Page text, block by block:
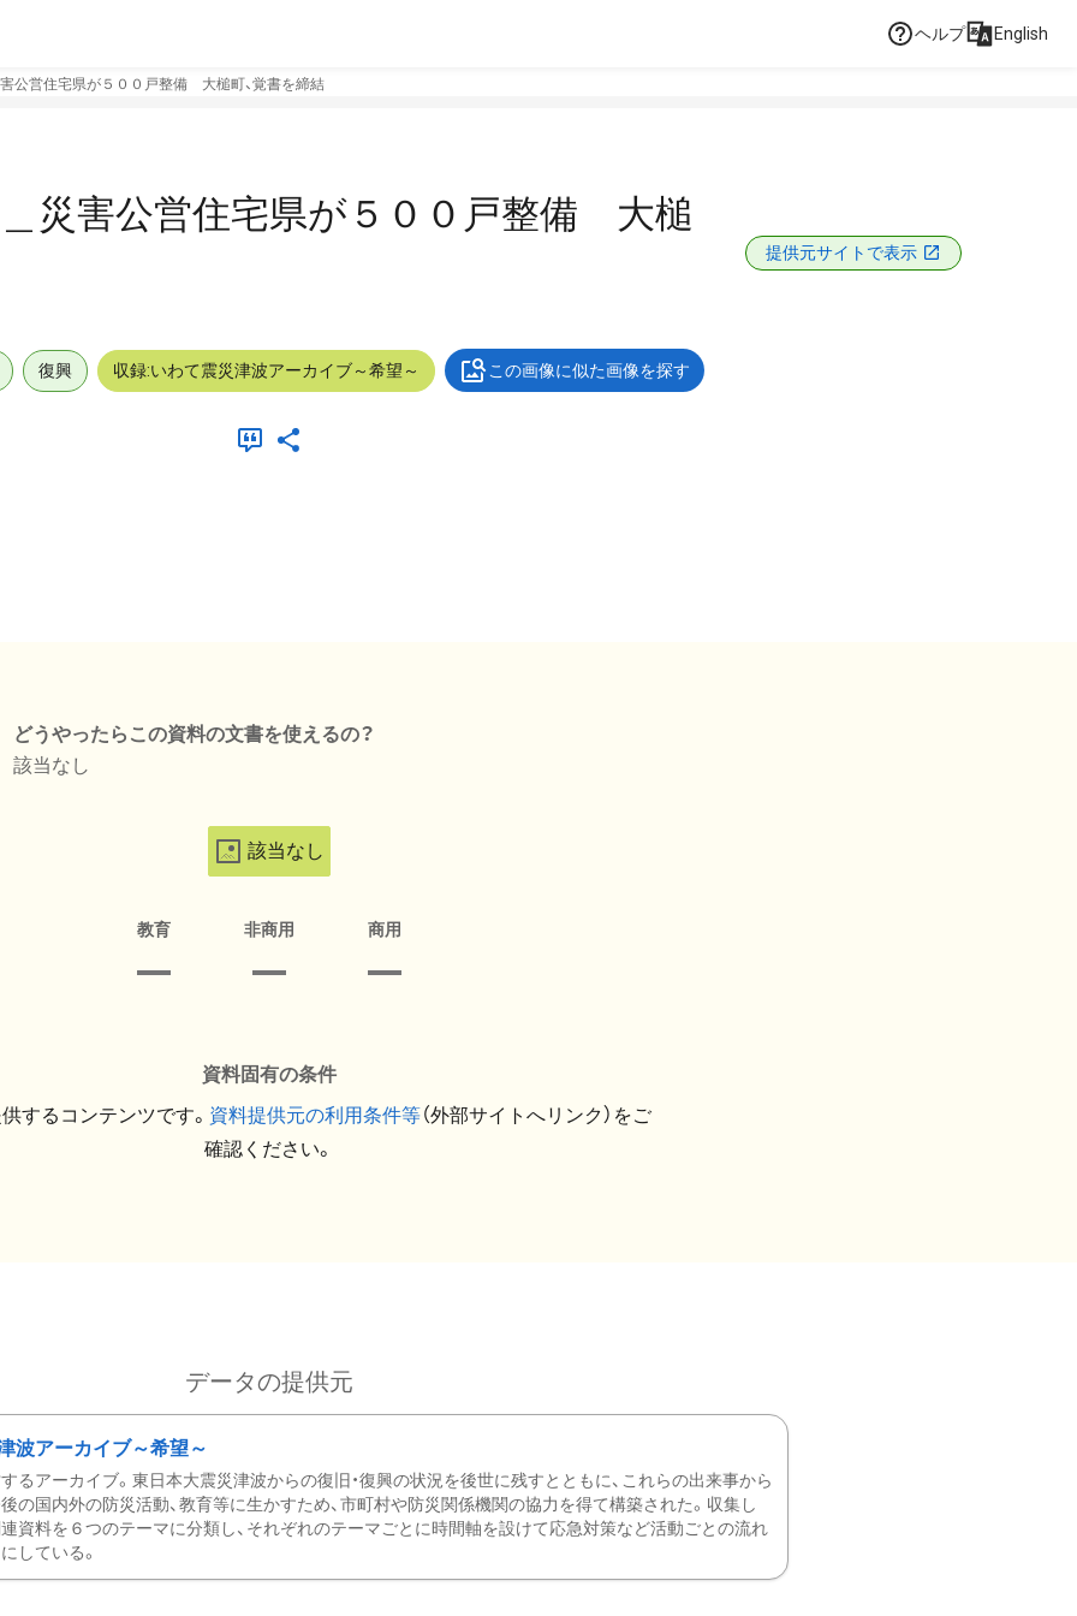
ヘルプ English
公営住宅県が５００戸整備 大槌町、覚書を締結
災害公営住宅県が５００戸整備 大槌
提供元サイトで表示
復興 収録:いわて震災津波アーカイブ～希望～ この画像に似た画像を探す
どうやったらこの資料の文書を使えるの？
該当なし
該当なし
教育 非商用 商用
資料固有の条件
するコンテンツです。 資料提供元の利用条件等（外部サイトへリンク）をご
確認ください。
データの提供元
波アーカイブ～希望～
るアーカイブ。東日本大震災津波からの復旧・復興の状況を後世に残すとともに、これらの出来事から
の国内外の防災活動、教育等に生かすため、市町村や防災関係機関の協力を得て構築された。収集し
資料を６つのテーマに分類し、それぞれのテーマごとに時間軸を設けて応急対策など活動ごとの流れ
している。